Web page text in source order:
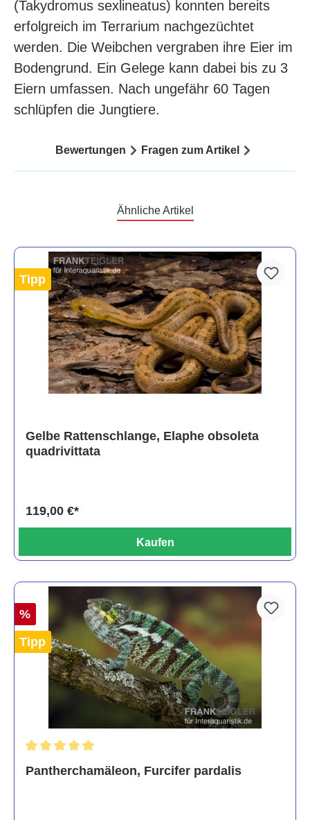
(Takydromus sexlineatus) konnten bereits
erfolgreich im Terrarium nachgezüchtet
werden. Die Weibchen vergraben ihre Eier im
Bodengrund. Ein Gelege kann dabei bis zu 3
Eiern umfassen. Nach ungefähr 60 Tagen
schlüpfen die Jungtiere.
Bewertungen Fragen zum Artikel
Ähnliche Artikel
Tipp
Gelbe Rattenschlange, Elaphe obsoleta
quadrivittata
119,00 €*
Kaufen
%
Tipp
Pantherchamäleon, Furcifer pardalis